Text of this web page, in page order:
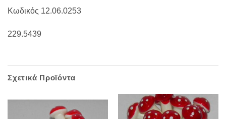
Κωδικός 12.06.0253
229.5439
Σχετικά Προϊόντα